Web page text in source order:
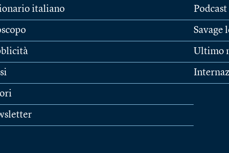
italiano Podcast
Savage
Ultimo